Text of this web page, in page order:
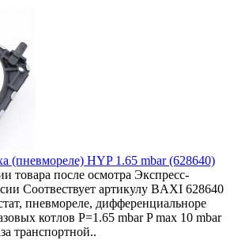
(пневмореле) HYP 1.65 mbar (628640)
товара после осмотра Экспресс-
Соотвествует артикулу BAXI 628640
пневмореле, дифференциальноре
котлов P=1.65 mbar P max 10 mbar
транспортной..